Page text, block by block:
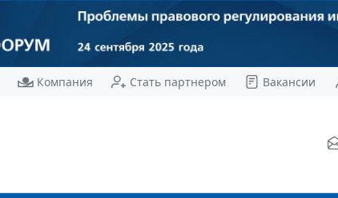
Компания Стать партнером Вакансии